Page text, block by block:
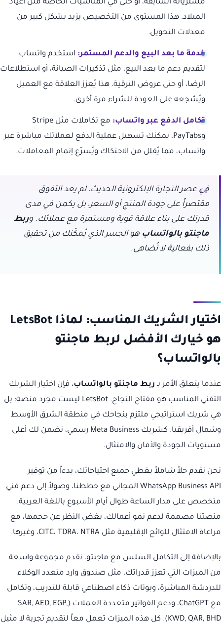
مشترياته السابقة، أو حتى في المناسبات الخاصة مثل أعياد
الميلاد. هذا المستوى من التخصيص يزيد بشكل كبير من
معدلات التحويل.
خدمة ما بعد البيع والدعم المستمر: استخدم واتساب
لتقديم دعم ما بعد البيع، مثل تذكيرات الصيانة، أو استطلاعات
الرضا، أو حتى عروض الترقية. هذا يُعزز العلاقة مع العميل
ويُشجعه على العودة للشراء مرة أخرى.
تكامل الدفع عبر واتساب:
مع تكاملات مثل Stripe
وPayTabs، يمكنك تسهيل عملية الدفع لعملائك مباشرة عبر
واتساب، مما يُقلل من الاحتكاك ويُسرّع إتمام المعاملات.
في عصر التجارة الإلكترونية الحديث، لم يعد التفوق
مقتصراً على جودة المنتج أو السعر، بل يكمن في مدى
قدرتك على بناء علاقة قوية ومستمرة مع عملائك. وربط
ماجنتو بالواتساب هو الجسر الذي يُمكّنك من تحقيق
ذلك بفعالية لا تُضاهى.
اختيار الشريك المناسب: لماذا LetsBot
هو خيارك الأفضل لربط ماجنتو
بالواتساب؟
عندما يتعلق الأمر بـ ربط ماجنتو بالواتساب، فإن اختيار الشريك
التقني المناسب هو مفتاح النجاح. LetsBot ليست مجرد منصة؛ بل
هي شريك استراتيجي ملتزم بنجاحك في منطقة الشرق الأوسط
وشمال أفريقيا. كشريك Meta Business رسمي، نضمن لك أعلى
مستويات الجودة والأمان والامتثال.
نحن نقدم حلاً شاملاً يغطي جميع احتياجاتك، بدءاً من توفير
WhatsApp Business API المجاني مع خططنا، وصولاً إلى دعم فني
متخصص على مدار الساعة طوال أيام الأسبوع باللغة العربية.
منصتنا مصممة لدعم نمو أعمالك، بغض النظر عن حجمها، مع
مراعاة الامتثال للوائح الإقليمية مثل CITC، TDRA، NTRA، وغيرها.
بالإضافة إلى التكامل السلس مع ماجنتو، نقدم مجموعة واسعة
من الميزات التي تعزز قدراتك، مثل صندوق وارد متعدد الوكلاء
للدردشة المباشرة، وبوتات ذكاء اصطناعي قابلة للتدريب، وتكامل
مع ChatGPT، ودعم الفواتير متعددة العملات (SAR, AED, EGP,
KWD, QAR, BHD). كل هذه الميزات تعمل معاً لتقديم تجربة لا مثيل